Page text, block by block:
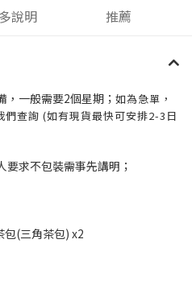
說明 推薦
一般需要2個星期； 如為急單，
查詢 (如有現貨最快可安排2-3日
求不包裝需事先講明；
包(三角茶包) x2